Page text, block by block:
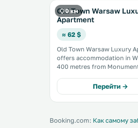
0 км
Old Town Warsaw
Apartment
≈ 62 $
Old Town Warsaw Luxury
offers accommodation in
400 metres from
500 metres from Grand
Polish National Opera. Free WiFi is
featured . The kitchen is fitted with
Перейти →
Booking.com: Как самому